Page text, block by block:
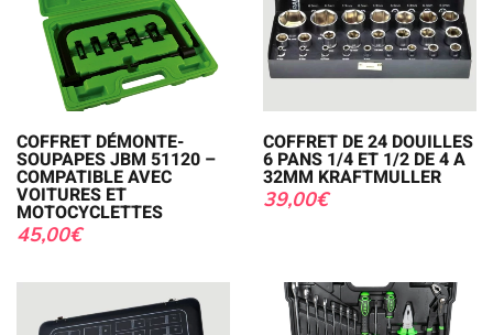
COFFRET DÉMONTE-
SOUPAPES JBM 51120 –
COMPATIBLE AVEC
VOITURES ET
MOTOCYCLETTES
45,00€
COFFRET DE 24 DOUILLES
6 PANS 1/4 ET 1/2 DE 4 A
32MM KRAFTMULLER
39,00€